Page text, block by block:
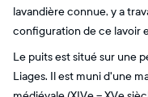
lavandière connue, y a
configuration de ce lavoir
Le puits est situé sur une
Liages. Il est muni d'une